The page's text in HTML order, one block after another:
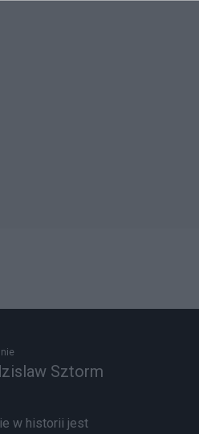
Sztorm
w historii jest